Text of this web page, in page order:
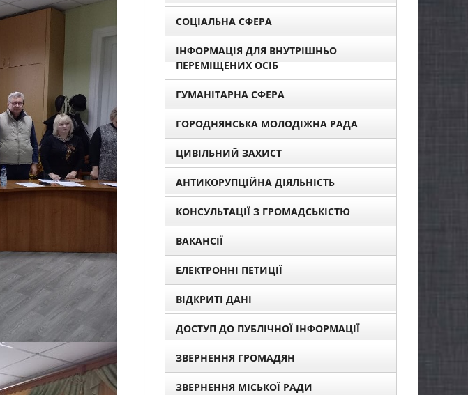
СОЦІАЛЬНА СФЕРА
ІНФОРМАЦІЯ ДЛЯ ВНУТРІШНЬО
ПЕРЕМІЩЕНИХ ОСІБ
ГУМАНІТАРНА СФЕРА
ГОРОДНЯНСЬКА МОЛОДІЖНА РАДА
ЦИВІЛЬНИЙ ЗАХИСТ
АНТИКОРУПЦІЙНА ДІЯЛЬНІСТЬ
КОНСУЛЬТАЦІЇ З ГРОМАДСЬКІСТЮ
ВАКАНСІЇ
ЕЛЕКТРОННІ ПЕТИЦІЇ
ВІДКРИТІ ДАНІ
ДОСТУП ДО ПУБЛІЧНОЇ ІНФОРМАЦІЇ
ЗВЕРНЕННЯ ГРОМАДЯН
ЗВЕРНЕННЯ МІСЬКОЇ РАДИ